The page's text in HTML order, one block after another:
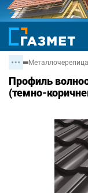
Металлочерепица
Профиль
(темно-